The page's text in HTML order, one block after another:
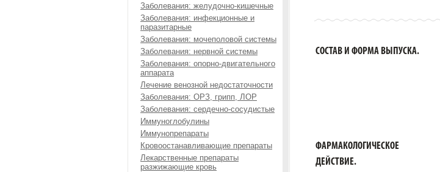
Заболевания: желудочно-кишечные
Заболевания: инфекционные и
паразитарные
Заболевания: мочеполовой системы
Заболевания: нервной системы
Заболевания: опорно-двигательного
аппарата
Лечение венозной недостаточности
Заболевания: ОРЗ, грипп, ЛОР
Заболевания: сердечно-сосудистые
Иммуноглобулины
Иммунопрепараты
Кровоостанавливающие препараты
Лекарственные препараты
разжижающие кровь
СОСТАВ И ФОРМА ВЫПУСКА.
ФАРМАКОЛОГИЧЕСКОЕ
ДЕЙСТВИЕ.